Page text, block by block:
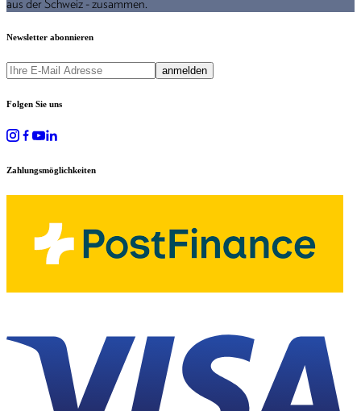
aus der Schweiz - zusammen.
Newsletter abonnieren
anmelden
Folgen Sie uns
Zahlungsmöglichkeiten